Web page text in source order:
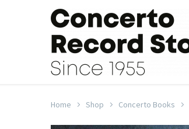
Home Shop Concerto Books